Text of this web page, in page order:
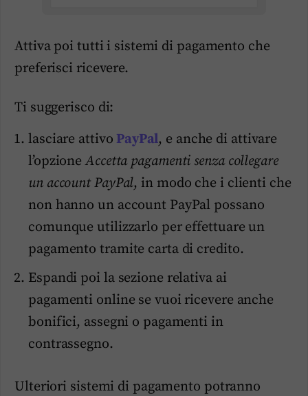
Attiva poi tutti i sistemi di pagamento che
preferisci ricevere.
Ti suggerisco di:
lasciare attivo PayPal, e anche di attivare
l’opzioneAccetta pagamenti senza collegare
un account PayPal, in modo che i clienti che
non hanno un account PayPal possano
comunque utilizzarlo per effettuare un
pagamento tramite carta di credito.
Espandi poi la sezione relativa ai
pagamenti online se vuoi ricevere anche
bonifici, assegni o pagamenti in
contrassegno.
Ulteriori sistemi di pagamento potranno